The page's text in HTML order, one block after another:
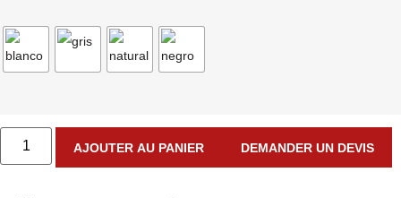
AJOUTER AU PANIER DEMANDER UN DEVIS